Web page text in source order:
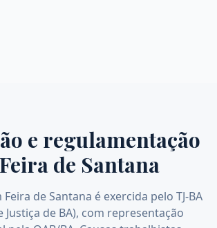
e regulamentação
Feira de Santana
de Santana é exercida pelo TJ-BA
Justiça de BA), com representação